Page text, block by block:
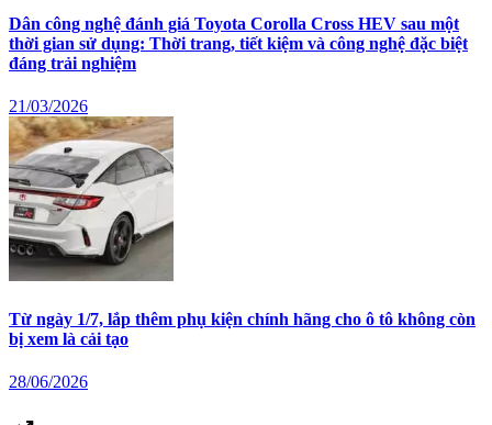
Dân công nghệ đánh giá Toyota Corolla Cross HEV sau một
thời gian sử dụng: Thời trang, tiết kiệm và công nghệ đặc biệt
đáng trải nghiệm
21/03/2026
Từ ngày 1/7, lắp thêm phụ kiện chính hãng cho ô tô không còn
bị xem là cải tạo
28/06/2026